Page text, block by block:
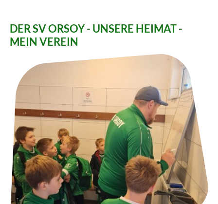
DER SV ORSOY - UNSERE HEIMAT -
MEIN VEREIN